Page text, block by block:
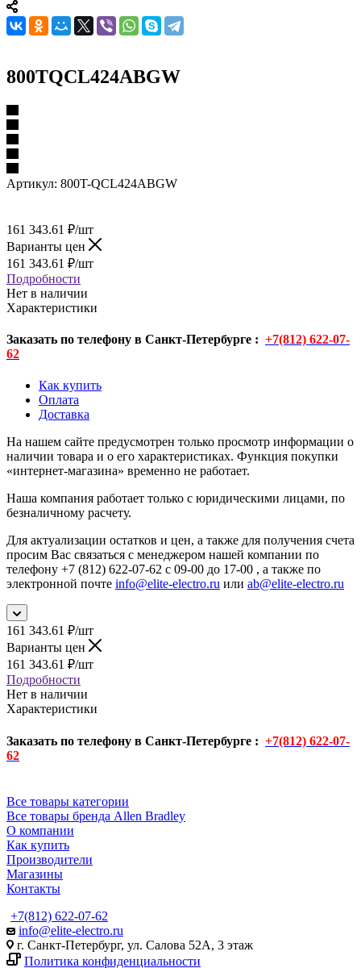
800TQCL424ABGW
Артикул: 800T-QCL424ABGW
161 343.61 ₽/шт
Варианты цен
161 343.61 ₽/шт
Подробности
Нет в наличии
Характеристики
Заказать по телефону в Санкт-Петербурге : +7(812) 622-07-
62
Как купить
Оплата
Доставка
На нашем сайте предусмотрен только просмотр информации о
наличии товара и о его характеристиках. Функция покупки
«интернет-магазина» временно не работает.
Наша компания работает только с юридическими лицами, по
безналичному расчету.
Для актуализации остатков и цен, а также для получения счета
просим Вас связаться с менеджером нашей компании по
телефону +7 (812) 622-07-62 с 09-00 до 17-00 , а также по
электронной почте info@elite-electro.ru или ab@elite-electro.ru
161 343.61 ₽/шт
Варианты цен
161 343.61 ₽/шт
Подробности
Нет в наличии
Характеристики
Заказать по телефону в Санкт-Петербурге : +7(812) 622-07-
62
Все товары категории
Все товары бренда Allen Bradley
О компании
Как купить
Производители
Магазины
Контакты
+7(812) 622-07-62
info@elite-electro.ru
г. Санкт-Петербург, ул. Салова 52А, 3 этаж
Политика конфиденциальности